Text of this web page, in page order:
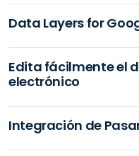
Data Layers for
Edita fácilmente el
electrónico
Integración de